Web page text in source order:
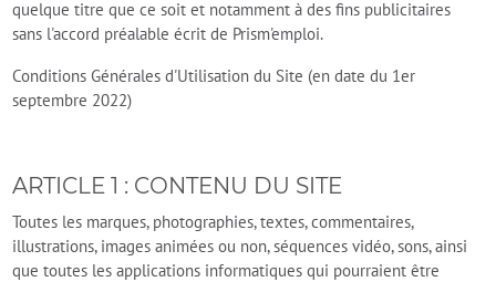
quelque titre que ce soit et notamment à des fins publicitaires
sans l'accord préalable écrit de Prism'emploi.
Conditions Générales d'Utilisation du Site (en date du 1er
septembre 2022)
ARTICLE 1 : CONTENU DU SITE
Toutes les marques, photographies, textes, commentaires,
illustrations, images animées ou non, séquences vidéo, sons, ainsi
que toutes les applications informatiques qui pourraient être